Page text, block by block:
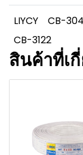
LIYCY CB-
CB-3122
สินค้าที่เ